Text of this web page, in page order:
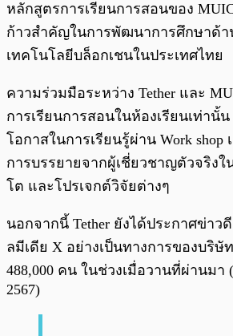
หลักสูตรการเรียนการสอนของ
ก้าวสำคัญในการพัฒนาการศึกษาด้า
เทคโนโลยีบล็อกเชนในประเทศไทย
ความร่วมมือระหว่าง Tether และ
การเรียนการสอนในห้องเรียนเท่านั้
โอกาสในการเรียนรู้ผ่าน Work shop
การบรรยายจากผู้เชี่ยวชาญตัวจริง
โต และโปรเจกต์วิจัยต่างๆ
นอกจากนี้ Tether ยังได้ประกาศข่าว
ลมีเดีย X อย่างเป็นทางการของบริ
488,000 คน ในช่วงเมื่อวานที่ผ่านม
2567)